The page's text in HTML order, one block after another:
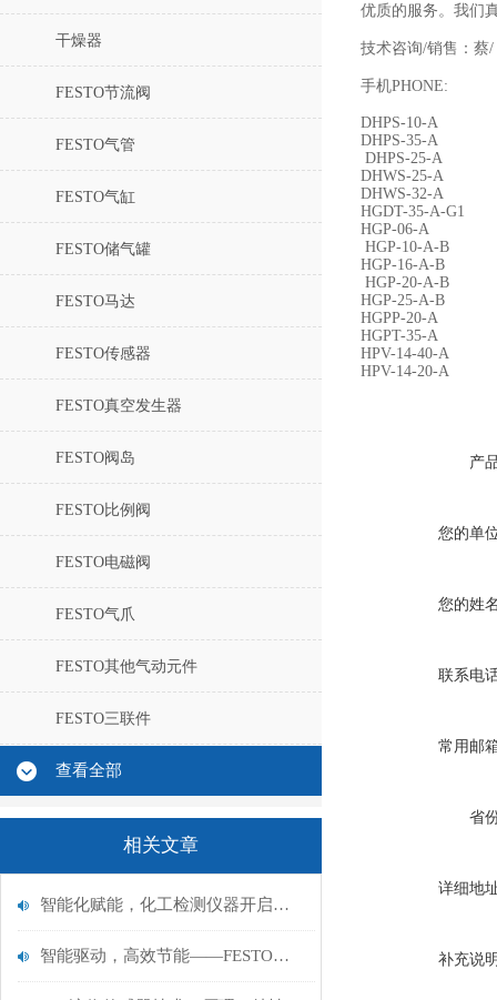
干燥器
FESTO节流阀
FESTO气管
FESTO气缸
FESTO储气罐
FESTO马达
FESTO传感器
FESTO真空发生器
FESTO阀岛
FESTO比例阀
FESTO电磁阀
FESTO气爪
FESTO其他气动元件
FESTO三联件
查看全部
相关文章
智能化赋能，化工检测仪器开启高效安全新征程
智能驱动，高效节能——FESTO费斯托摆动驱动器行业新风尚
优质的服务。我们
技术咨询/销售：蔡/
手机PHONE:
DHPS-10-A
DHPS-35-A
DHPS-25-A
DHWS-25-A
DHWS-32-A
HGDT-35-A-G1
HGP-06-A
HGP-10-A-B
HGP-16-A-B
HGP-20-A-B
HGP-25-A-B
HGPP-20-A
HGPT-35-A
HPV-14-40-A
HPV-14-20-A
产
您的单
您的姓
联系电
常用邮
省
详细地
补充说